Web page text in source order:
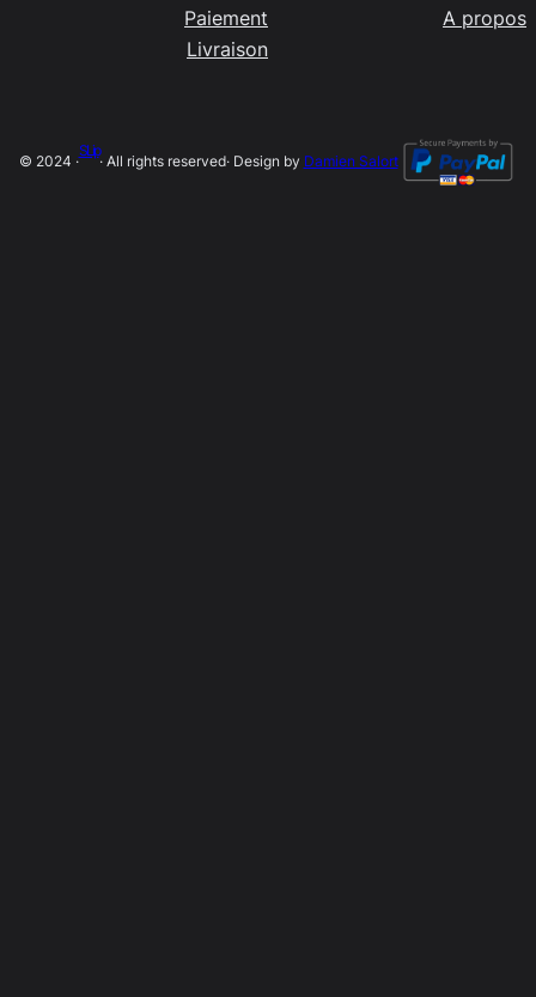
Paiement
Livraison
A propos
© 2024 ·
SLip
· All rights reserved· Design by Damien Salort